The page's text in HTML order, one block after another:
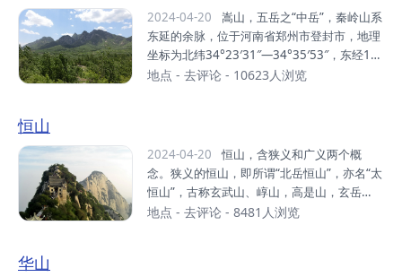
皆拱揖，五方仙岳共朝宗”的“五岳之冠”地位闻
名于世。武当山是道教名山和武当武术的发源
地，被称为“亘古无双胜境，天下第一仙山”。
武当武术，是中华武术的重要流派。元末明
初，道士张三丰集其大成，开创武当派。截至
2024-04-20
东延的余脉，位于河南省郑州市登封市，地理
坐标为北纬34°23′31″—34°35′53″，东经11
2°56′07″—113°11′32″，西起洛阳龙门东
五佛山、挡阳山、玉寨山、嵩山主峰（峻极
峰）、五指岭和尖山等，嵩山的主要山脉是太
室山和少室山。嵩山有72峰，太室山和少室山
各占三十六峰。峻极峰为主峰，海拔1492
米。嵩山有全国重点文物保护单位16处，河南
地点 - 去评论 - 10623人浏览
恒山
2024-04-20
恒山，含狭义和广义两个概
念。狭义的恒山，即所谓“北岳恒山”，亦名“太
恒山”，古称玄武山、崞山，高是山，玄岳
等，明末清初被确定为“五岳”之北岳恒山。位
地点 - 去评论 - 8481人浏览
华山